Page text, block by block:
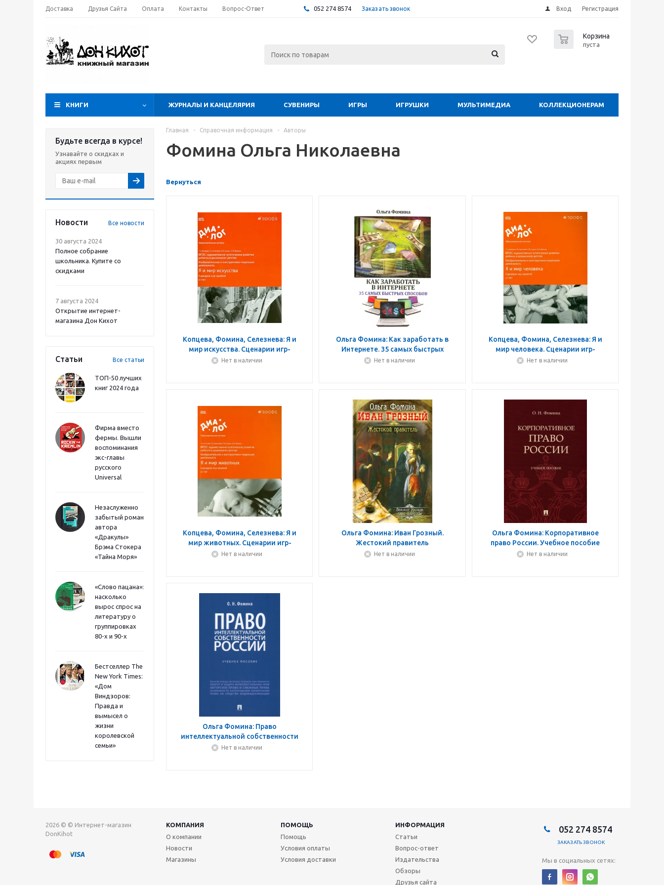
Доставка Друзья Сайта Оплата Контакты Вопрос-Ответ 052 274 8574 Заказать звонок Вход Регистрация
Корзина
пуста
КНИГИ ЖУРНАЛЫ И КАНЦЕЛЯРИЯ СУВЕНИРЫ ИГРЫ ИГРУШКИ МУЛЬТИМЕДИА КОЛЛЕКЦИОНЕРАМ
Будьте всегда в курсе!
Узнавайте о скидках и
акциях первым
Новости Все новости
30 августа 2024
Полное собрание
школьника. Купите со
скидками
7 августа 2024
Открытие интернет-
магазина Дон Кихот
Статьи Все статьи
ТОП-50 лучших
книг 2024 года
Фирма вместо
фермы. Вышли
воспоминания
экс-главы
русского
Universal
Незаслуженно
забытый роман
автора
«Дракулы»
Брэма Стокера
«Тайна Моря»
«Слово пацана»:
насколько
вырос спрос на
литературу о
группировках
80-х и 90-х
Бестселлер The
New York Times:
«Дом
Виндзоров:
Правда и
вымысел о
жизни
королевской
семьи»
Главная - Справочная информация - Авторы
Фомина Ольга Николаевна
Вернуться
Копцева, Фомина, Селезнева: Я и
мир искусства. Сценарии игр-
занятий. 6-7 лет. ФГОС
Нет в наличии
Ольга Фомина: Как заработать в
Интернете. 35 самых быстрых
способов
Нет в наличии
Копцева, Фомина, Селезнева: Я и
мир человека. Сценарии игр-
занятий. Художественно-
Нет в наличии
Копцева, Фомина, Селезнева: Я и
мир животных. Сценарии игр-
занятий. Художественно-
Нет в наличии
Ольга Фомина: Иван Грозный.
Жестокий правитель
Нет в наличии
Ольга Фомина: Корпоративное
право России. Учебное пособие
Нет в наличии
Ольга Фомина: Право
интеллектуальной собственности
России. Учебное пособие
Нет в наличии
2026 © © Интернет-магазин
DonKihot
КОМПАНИЯ ПОМОЩЬ
ИНФОРМАЦИЯ
О компании
Новости
Магазины
Помощь
Условия оплаты
Условия доставки
Статьи
Вопрос-ответ
Издательства
Обзоры
Друзья сайта
052 274 8574
ЗАКАЗАТЬ ЗВОНОК
Мы в социальных сетях: